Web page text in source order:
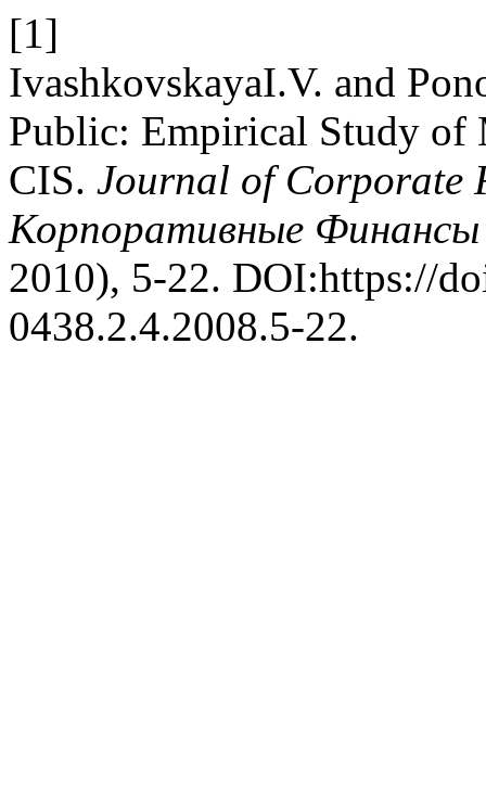
[1]
IvashkovskayaI.V. and
Public: Empirical Study
CIS. Journal of Corporate
Корпоративные Финансы
2010), 5-22. DOI:https://
0438.2.4.2008.5-22.